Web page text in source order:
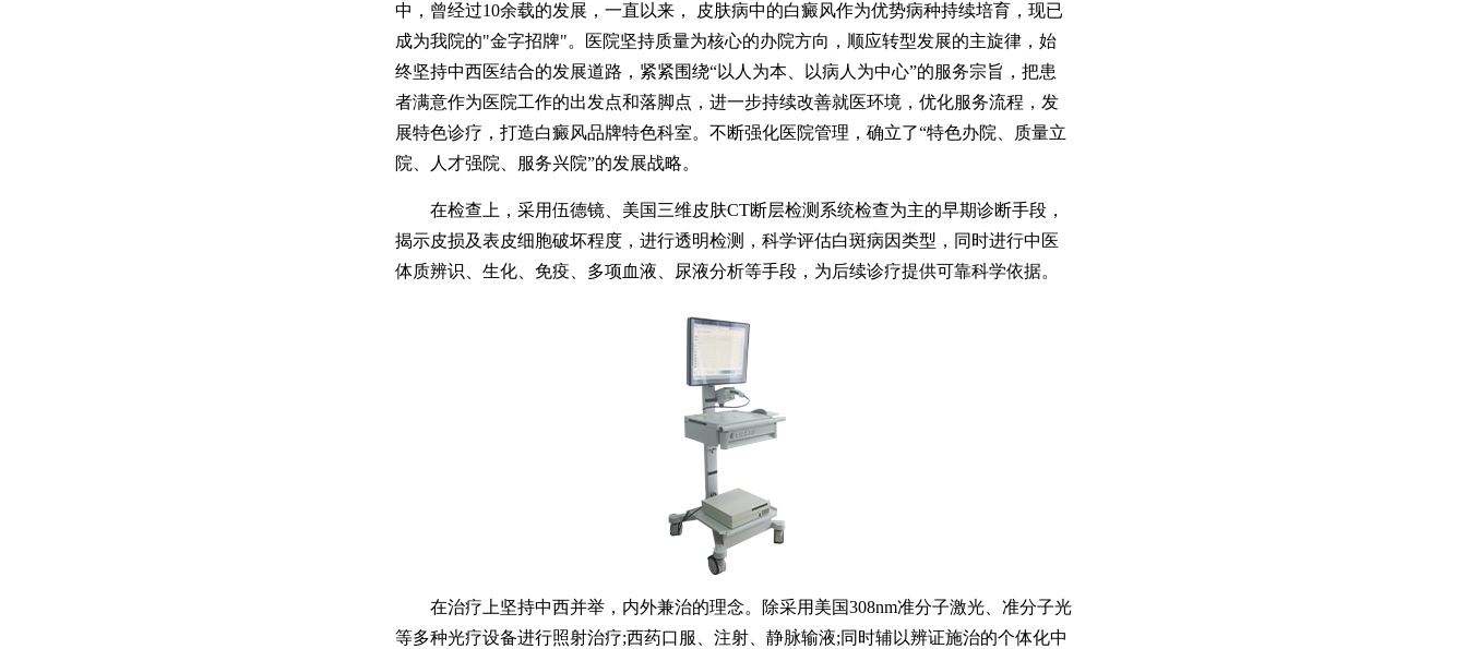
中，曾经过10余载的发展，一直以来， 皮肤病中的白癜风作为优势病种持续培育，现已
成为我院的"金字招牌"。医院坚持质量为核心的办院方向，顺应转型发展的主旋律，始
终坚持中西医结合的发展道路，紧紧围绕“以人为本、以病人为中心”的服务宗旨，把患
者满意作为医院工作的出发点和落脚点，进一步持续改善就医环境，优化服务流程，发
展特色诊疗，打造白癜风品牌特色科室。不断强化医院管理，确立了“特色办院、质量立
院、人才强院、服务兴院”的发展战略。
在检查上，采用伍德镜、美国三维皮肤CT断层检测系统检查为主的早期诊断手段，
揭示皮损及表皮细胞破坏程度，进行透明检测，科学评估白斑病因类型，同时进行中医
体质辨识、生化、免疫、多项血液、尿液分析等手段，为后续诊疗提供可靠科学依据。
在治疗上坚持中西并举，内外兼治的理念。除采用美国308nm准分子激光、准分子光
等多种光疗设备进行照射治疗;西药口服、注射、静脉输液;同时辅以辨证施治的个体化中